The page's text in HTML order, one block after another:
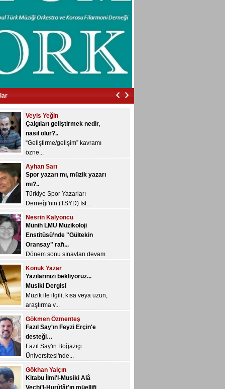
Bülent Aksoy
İzmir’in içinde vurdular beni…
İzmir’in içinde vurdular
beni…...
Veyis Yeğin
Çalgıları geliştirmek nedir,
Ayhan Sarı
Spor yazarı mı, müzik yazarı
mı?..
Türkiye Spor Yazarları
Derneği'nin (TSYD) İst...
Nesrin Kalyoncu
Münih LMU Müzikoloji
Enstitüsü’nde "Gültekin
Oransay" rafı...
Dönem sonu sınavları devam
Konuk Yazar
Yazılarınızı bekliyoruz...
Musiki Dergisi
Müzik ile ilgili, kısa veya uzun,
araştırma v...
Gökmen Özmenteş
Fazıl Say'ın Feyzi Erçin'e
desteği…
Fazıl Say'ın Boğaziçi
Üniversitesi'nde...
Gökhan Yalçın
Kitabu İlmi'l-Musiki Alâ
Vechi’l-Hurûfât'ın müellifi
kimdir? -16-
Kitabu İlmi'l-Musiki alâ vechi’l-
Recep Uslu
Meragi niçin 24 şube dedi?
Hurufilikten etkilendi mi?..